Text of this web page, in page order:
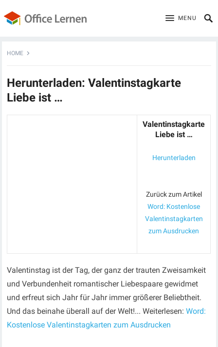
MENU
HOME
Herunterladen: Valentinstagkarte
Liebe ist …
Valentinstagkarte
Liebe ist …
Herunterladen
Zurück zum Artikel
Word: Kostenlose
Valentinstagkarten
zum Ausdrucken
Valentinstag ist der Tag, der ganz der trauten Zweisamkeit
und Verbundenheit romantischer Liebespaare gewidmet
und erfreut sich Jahr für Jahr immer größerer Beliebtheit.
Und das beinahe überall auf der Welt!... Weiterlesen:Word:
Kostenlose Valentinstagkarten zum Ausdrucken